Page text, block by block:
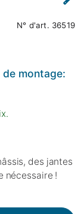
N° d'art. 36519
montage:
des jantes
nécessaire !